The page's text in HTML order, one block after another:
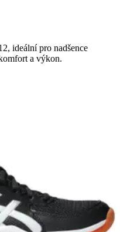
ideální pro nadšence
a výkon.